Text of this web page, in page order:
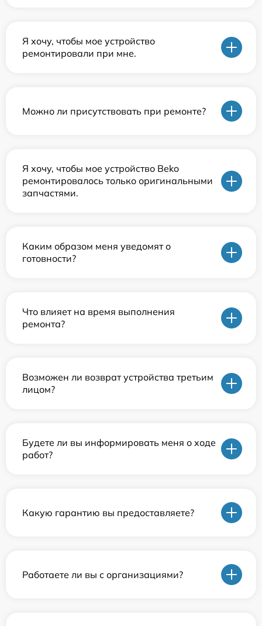
Я хочу, чтобы мое устройство
ремонтировали при мне.
Можно ли присутствовать при ремонте?
Я хочу, чтобы мое устройство Beko
ремонтировалось только оригинальными
запчастями.
Каким образом меня уведомят о
готовности?
Что влияет на время выполнения
ремонта?
Возможен ли возврат устройства третьим
лицом?
Будете ли вы информировать меня о ходе
работ?
Какую гарантию вы предоставляете?
Работаете ли вы с организациями?